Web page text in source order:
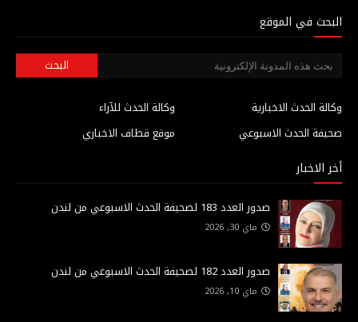
البحث في الموقع
وكالة الحدث للآراء
وكالة الحدث الاخبارية
موقع قطاف الاخباري
صحيفة الحدث الاسبوعي
أخر الاخبار
صدور العدد 183 لصحيفة الحدث الاسبوعي من لندن
ماي 30, 2026
صدور العدد 182 لصحيفة الحدث الاسبوعي من لندن
ماي 10, 2026